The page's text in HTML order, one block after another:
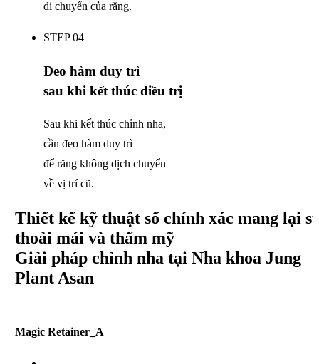
di chuyển của răng.
STEP 04
Đeo hàm duy trì
sau khi kết thúc điều trị
Sau khi kết thúc chỉnh nha,
cần đeo hàm duy trì
để răng không dịch chuyển
về vị trí cũ.
Thiết kếkỹ thuật số chính xác mang lại
thoải máivà thẩm mỹ
Giải pháp chỉnh nha tại Nhakhoa Jung
Plant Asan
Magic Retainer_A